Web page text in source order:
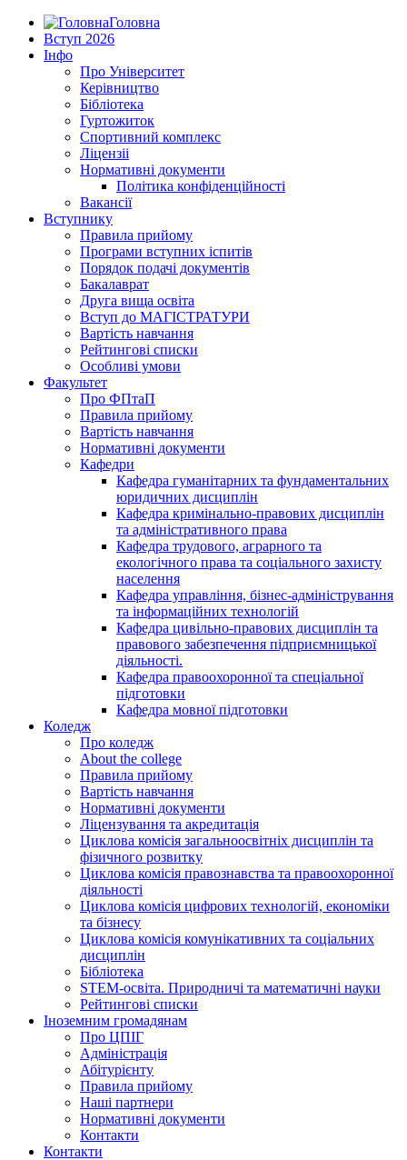
Головна
Вступ 2026
Інфо
Про Університет
Керівництво
Бібліотека
Гуртожиток
Спортивний комплекс
Ліцензіі
Нормативні документи
Політика конфіденційності
Вакансії
Вступнику
Правила прийому
Програми вступних іспитів
Порядок подачі документів
Бакалаврат
Друга вища освіта
Вступ до МАГІСТРАТУРИ
Вартість навчання
Рейтингові списки
Особливі умови
Факультет
Про ФПтаП
Правила прийому
Вартість навчання
Нормативні документи
Кафедри
Кафедра гуманітарних та фундаментальних
юридичних дисциплін
Кафедра кримінально-правових дисциплін
та адміністративного права
Кафедра трудового, аграрного та
екологічного права та соціального захисту
населення
Кафедра управління, бізнес-адміністрування
та інформаційних технологій
Кафедра цивільно-правових дисциплін та
правового забезпечення підприємницької
діяльності.
Кафедра правоохоронної та спеціальної
підготовки
Кафедра мовної підготовки
Коледж
Про коледж
About the college
Правила прийому
Вартість навчання
Нормативні документи
Ліцензування та акредитація
Циклова комісія загальноосвітніх дисциплін та
фізичного розвитку
Циклова комісія правознавства та правоохоронної
діяльності
Циклова комісія цифрових технологій, економіки
та бізнесу
Циклова комісія комунікативних та соціальних
дисциплін
Бібліотека
STEM-освіта. Природничі та математичні науки
Рейтингові списки
Іноземним громадянам
Про ЦПІГ
Адміністрація
Абітурієнту
Правила прийому
Наші партнери
Нормативні документи
Контакти
Контакти